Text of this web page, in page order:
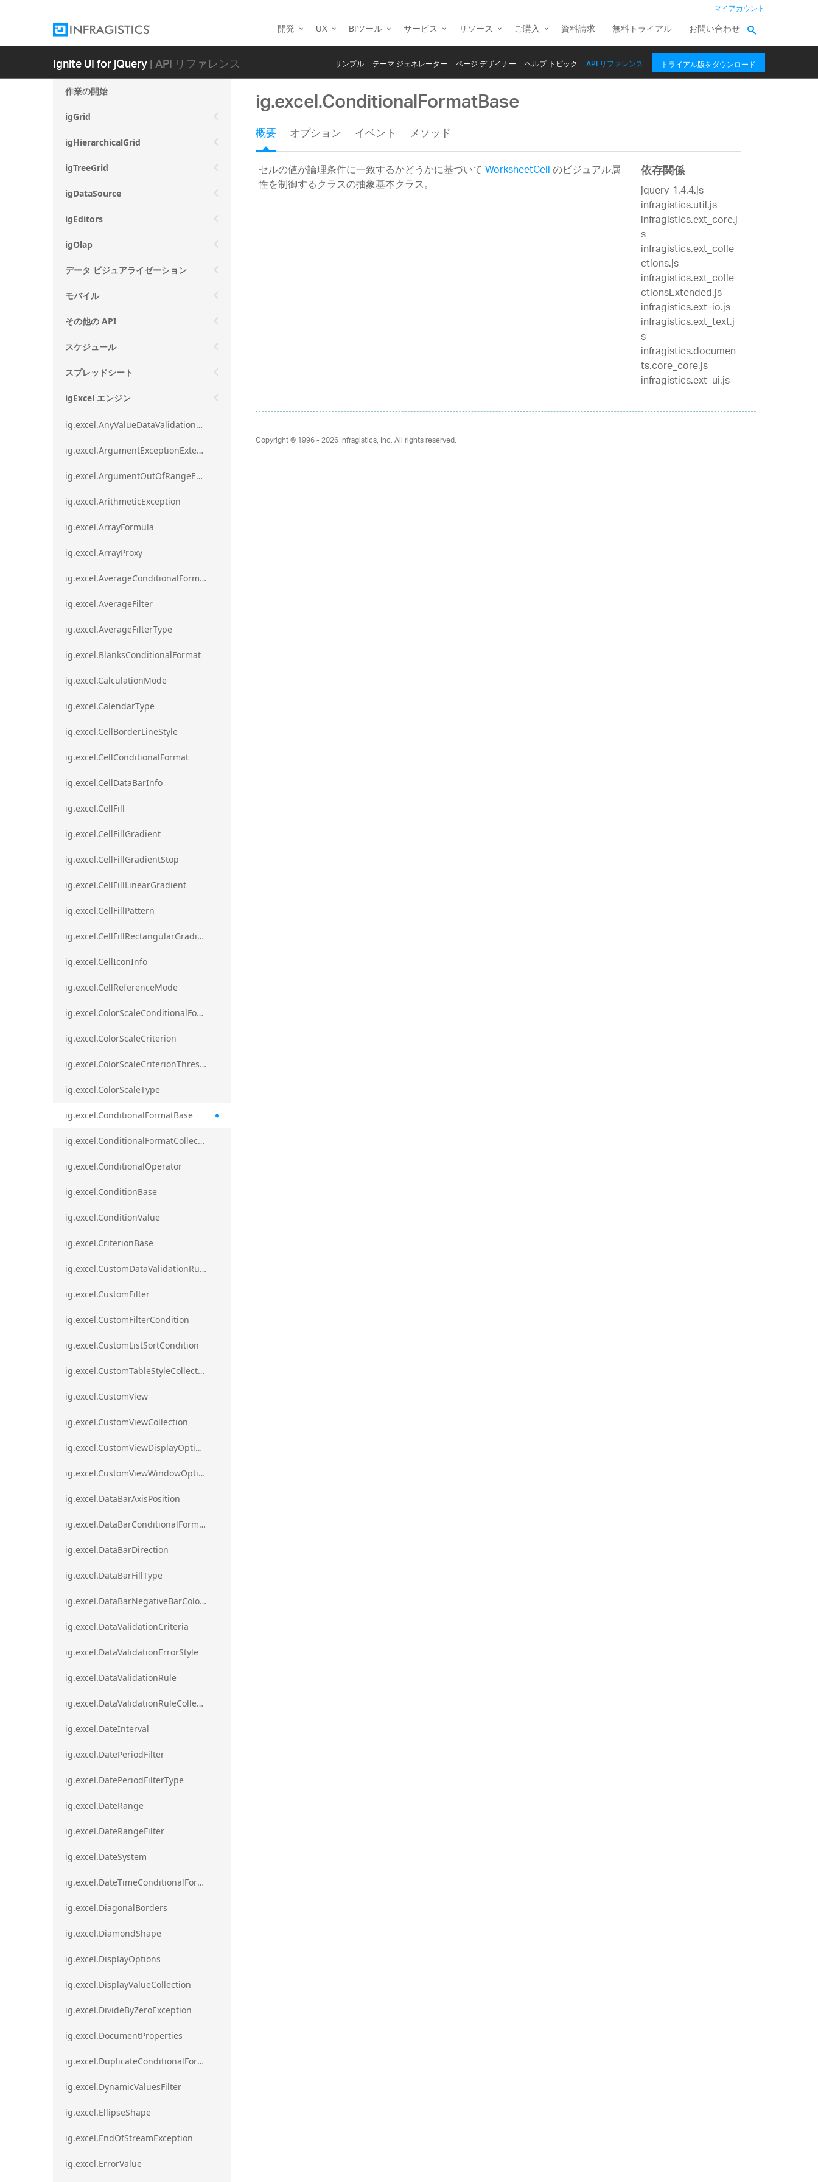
マイアカウント
開発 UX BIツール サービス リソース ご購入 資料請求 無料トライアル お問い合わせ
Ignite UI for jQuery| API リファレンス サンプル テーマ ジェネレーター ページ デザイナー ヘルプ トピック API リファレンス トライアル版をダウンロード
作業の開始
igGrid
igHierarchicalGrid
igTreeGrid
igDataSource
igEditors
igOlap
データ ビジュアライゼーション
モバイル
その他の API
スケジュール
スプレッドシート
igExcel エンジン
ig.excel.AnyValueDataValidationRule
ig.excel.ArgumentExceptionExtension
ig.excel.ArgumentOutOfRangeExceptionExtension
ig.excel.ArithmeticException
ig.excel.ArrayFormula
ig.excel.ArrayProxy
ig.excel.AverageConditionalFormat
ig.excel.AverageFilter
ig.excel.AverageFilterType
ig.excel.BlanksConditionalFormat
ig.excel.CalculationMode
ig.excel.CalendarType
ig.excel.CellBorderLineStyle
ig.excel.CellConditionalFormat
ig.excel.CellDataBarInfo
ig.excel.CellFill
ig.excel.CellFillGradient
ig.excel.CellFillGradientStop
ig.excel.CellFillLinearGradient
ig.excel.CellFillPattern
ig.excel.CellFillRectangularGradient
ig.excel.CellIconInfo
ig.excel.CellReferenceMode
ig.excel.ColorScaleConditionalFormat
ig.excel.ColorScaleCriterion
ig.excel.ColorScaleCriterionThreshold
ig.excel.ColorScaleType
ig.excel.ConditionalFormatBase
ig.excel.ConditionalFormatCollection
ig.excel.ConditionalOperator
ig.excel.ConditionBase
ig.excel.ConditionValue
ig.excel.CriterionBase
ig.excel.CustomDataValidationRule
ig.excel.CustomFilter
ig.excel.CustomFilterCondition
ig.excel.CustomListSortCondition
ig.excel.CustomTableStyleCollection
ig.excel.CustomView
ig.excel.CustomViewCollection
ig.excel.CustomViewDisplayOptions
ig.excel.CustomViewWindowOptions
ig.excel.DataBarAxisPosition
ig.excel.DataBarConditionalFormat
ig.excel.DataBarDirection
ig.excel.DataBarFillType
ig.excel.DataBarNegativeBarColorType
ig.excel.DataValidationCriteria
ig.excel.DataValidationErrorStyle
ig.excel.DataValidationRule
ig.excel.DataValidationRuleCollection
ig.excel.DateInterval
ig.excel.DatePeriodFilter
ig.excel.DatePeriodFilterType
ig.excel.DateRange
ig.excel.DateRangeFilter
ig.excel.DateSystem
ig.excel.DateTimeConditionalFormat
ig.excel.DiagonalBorders
ig.excel.DiamondShape
ig.excel.DisplayOptions
ig.excel.DisplayValueCollection
ig.excel.DivideByZeroException
ig.excel.DocumentProperties
ig.excel.DuplicateConditionalFormat
ig.excel.DynamicValuesFilter
ig.excel.EllipseShape
ig.excel.EndOfStreamException
ig.excel.ErrorValue
ig.excel.ConditionalFormatBase
概要 オプション イベント メソッド
セルの値が論理条件に一致するかどうかに基づいてWorksheetCellのビジュアル属
性を制御するクラスの抽象基本クラス。
依存関係
jquery-1.4.4.js
infragistics.util.js
infragistics.ext_core.j
s
infragistics.ext_colle
ctions.js
infragistics.ext_colle
ctionsExtended.js
infragistics.ext_io.js
infragistics.ext_text.j
s
infragistics.documen
ts.core_core.js
infragistics.ext_ui.js
Copyright © 1996 - 2026Infragistics, Inc. All rights reserved.